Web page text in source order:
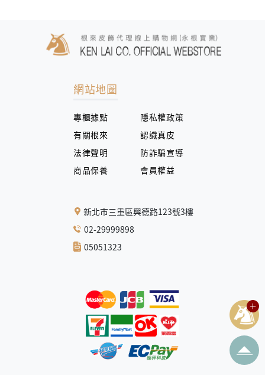
網站地圖
專櫃據點
隱私權政策
有關根來
認識真皮
法律聲明
防詐騙宣導
商品保養
會員權益
新北市三重區興德路123號3樓
02-29999898
05051323